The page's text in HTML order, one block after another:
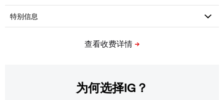
为何选择IG？